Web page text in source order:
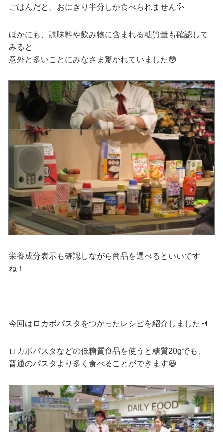
ごはんだと、おにぎり半分しか食べられません💦
ほかにも、調味料や飲み物に含まれる糖質量も確認して
みると
意外と多いことにみなさま驚かれていました😳
栄養成分表示も確認しながら商品を選べるといいです
ね！
今回はロカボパスタをつかったレシピを紹介しました🍴
ロカボパスタなどの低糖質食品を使うと糖質20gでも、
普通のパスタより多く食べることができます😆